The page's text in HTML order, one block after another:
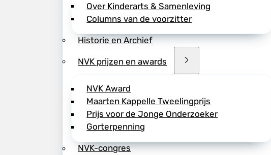
Over Kinderarts & Samenleving
Columns van de voorzitter
Historie en Archief
NVK prijzen en awards
NVK Award
Maarten Kappelle Tweelingprijs
Prijs voor de Jonge Onderzoeker
Gorterpenning
NVK-congres